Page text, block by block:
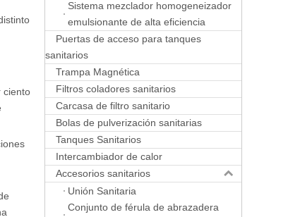
ciento
Sistema mezclador homogeneizador
emulsionante de alta eficiencia
Puertas de acceso para tanques
sanitarios
Trampa Magnética
Filtros coladores sanitarios
Carcasa de filtro sanitario
Bolas de pulverización sanitarias
Tanques Sanitarios
Intercambiador de calor
Accesorios sanitarios
Unión Sanitaria
Conjunto de férula de abrazadera